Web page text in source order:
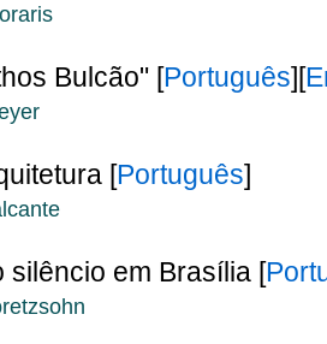
Bulcão" [Português][
[Português]
silêncio em Brasília [